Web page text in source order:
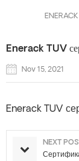
Enerack TUV
Nov 15, 2021
Enerack TUV
NEXT POST